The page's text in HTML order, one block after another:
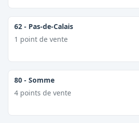
62 - Pas-de-Calais
1 point de vente
80 - Somme
4 points de vente